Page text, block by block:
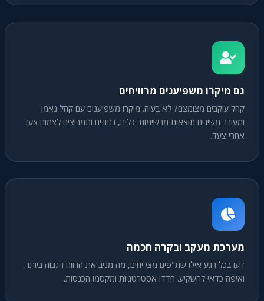
גם מיקרו משפיענים מרוויחים
קהל עוקבים מצומצם? לא בעיה. מיקרו משפיענים עם קהל נאמן
ומעורב משיגים תוצאות מרשימות. כלים, נתונים ותמריצים לצמוח צעד
אחרי צעד.
מערכת מעקב ובקרה חכמה
דעו בכל רגע אילו שת"פים מצליחים, מה מניב את הרווח הגבוה ביותר,
ואיפה כדאי להשקיע. חדדו אסטרטגיות ומקסמו הכנסות.